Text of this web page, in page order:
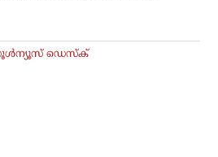
ഡെസ്‌ക്